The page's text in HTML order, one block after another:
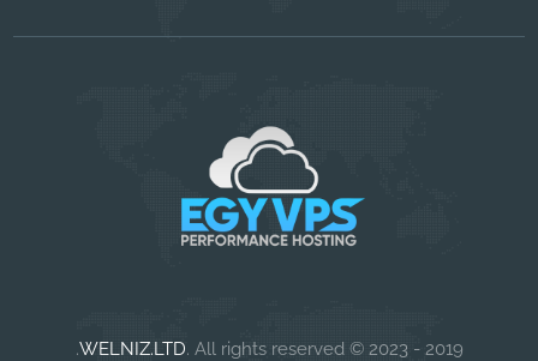
2019 - 2023 ©
WELNIZ.LTD. All rights reserved.